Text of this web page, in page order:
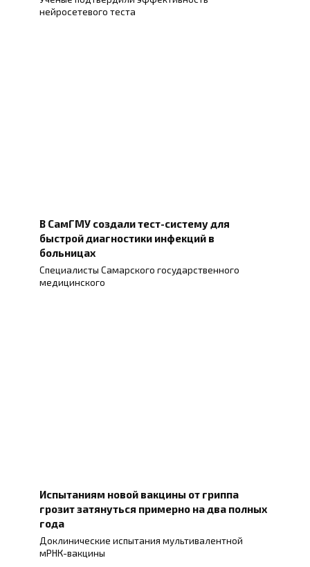
нейросетевого теста
В СамГМУ создали тест-систему для
быстрой диагностики инфекций в
больницах
Специалисты Самарского государственного
медицинского
Испытаниям новой вакцины от гриппа
грозит затянуться примерно на два полных
года
Доклинические испытания мультивалентной
мРНК-вакцины